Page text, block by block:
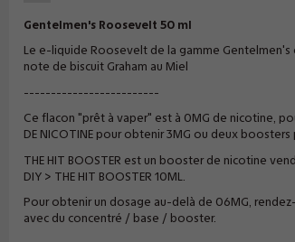
Gentelmen's Roosevelt 50 ml
Le e-liquide Roosevelt de la gamme
note de biscuit Graham au Miel
-------------------------
Ce flacon "prêt à vaper" est à 0MG de nicotine,
DE NICOTINE pour obtenir 3MG ou deux
THE HIT BOOSTER est un booster de nicotine
DIY > THE HIT BOOSTER 10ML.
Pour obtenir un dosage au-delà de 06MG,
avec du concentré / base / booster.